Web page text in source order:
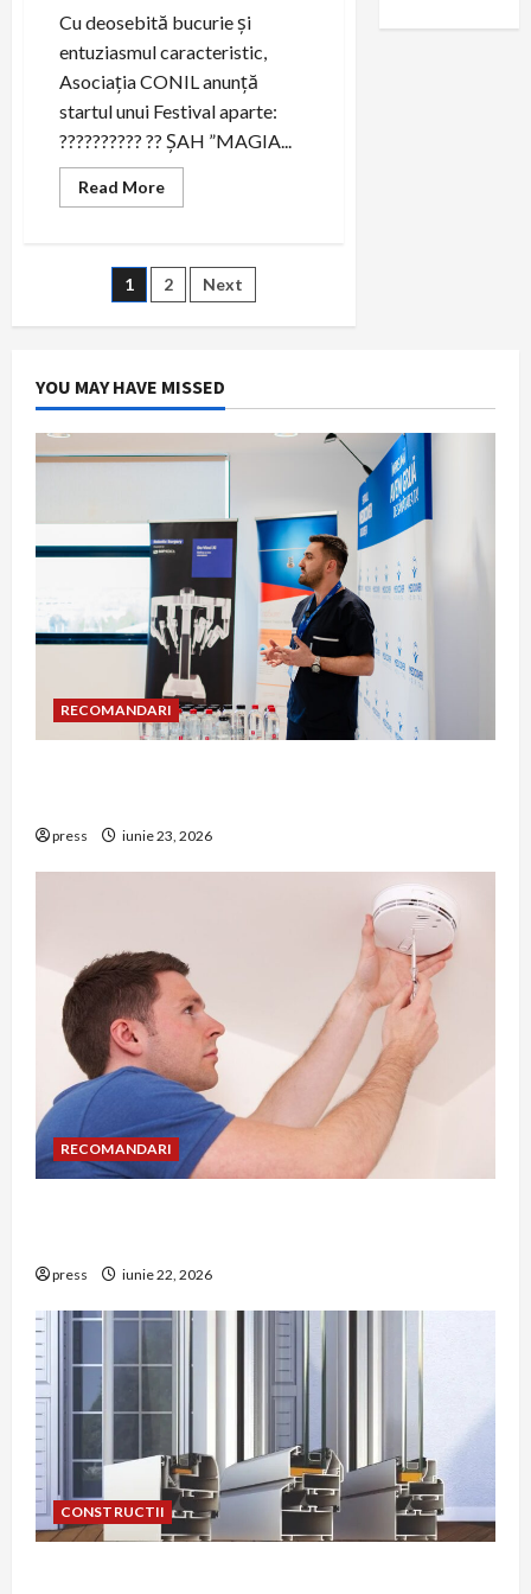
Cu deosebită bucurie și
entuziasmul caracteristic,
Asociația CONIL anunță
startul unui Festival aparte:
?????????? ?? ȘAH ”MAGIA...
Read MoreRead
more
ȘAH
”MAGIA
LA
Paginație
articole
1 2 Next
YOU MAY HAVE MISSED
RECOMANDARI
press iunie 23, 2026
RECOMANDARI
press iunie 22, 2026
CONSTRUCTII